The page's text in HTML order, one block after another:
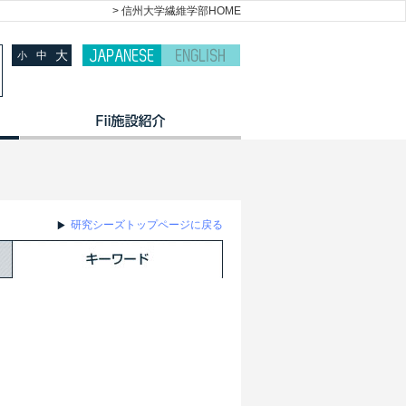
> 信州大学繊維学部HOME
小 中 大
研究シーズトップページに戻る